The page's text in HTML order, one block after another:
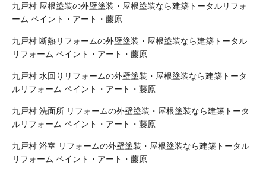
九戸村 屋根塗装の外壁塗装・屋根塗装なら建築トータルリフォ
ーム ペイント・アート・藤原
九戸村 断熱リフォームの外壁塗装・屋根塗装なら建築トータル
リフォーム ペイント・アート・藤原
九戸村 水回りリフォームの外壁塗装・屋根塗装なら建築トータ
ルリフォーム ペイント・アート・藤原
九戸村 洗面所 リフォームの外壁塗装・屋根塗装なら建築トータ
ルリフォーム ペイント・アート・藤原
九戸村 浴室 リフォームの外壁塗装・屋根塗装なら建築トータル
リフォーム ペイント・アート・藤原